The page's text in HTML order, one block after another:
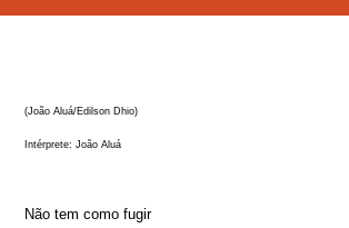
(João Aluá/Edilson Dhio)
Intérprete: João Aluá
Não tem como fugir